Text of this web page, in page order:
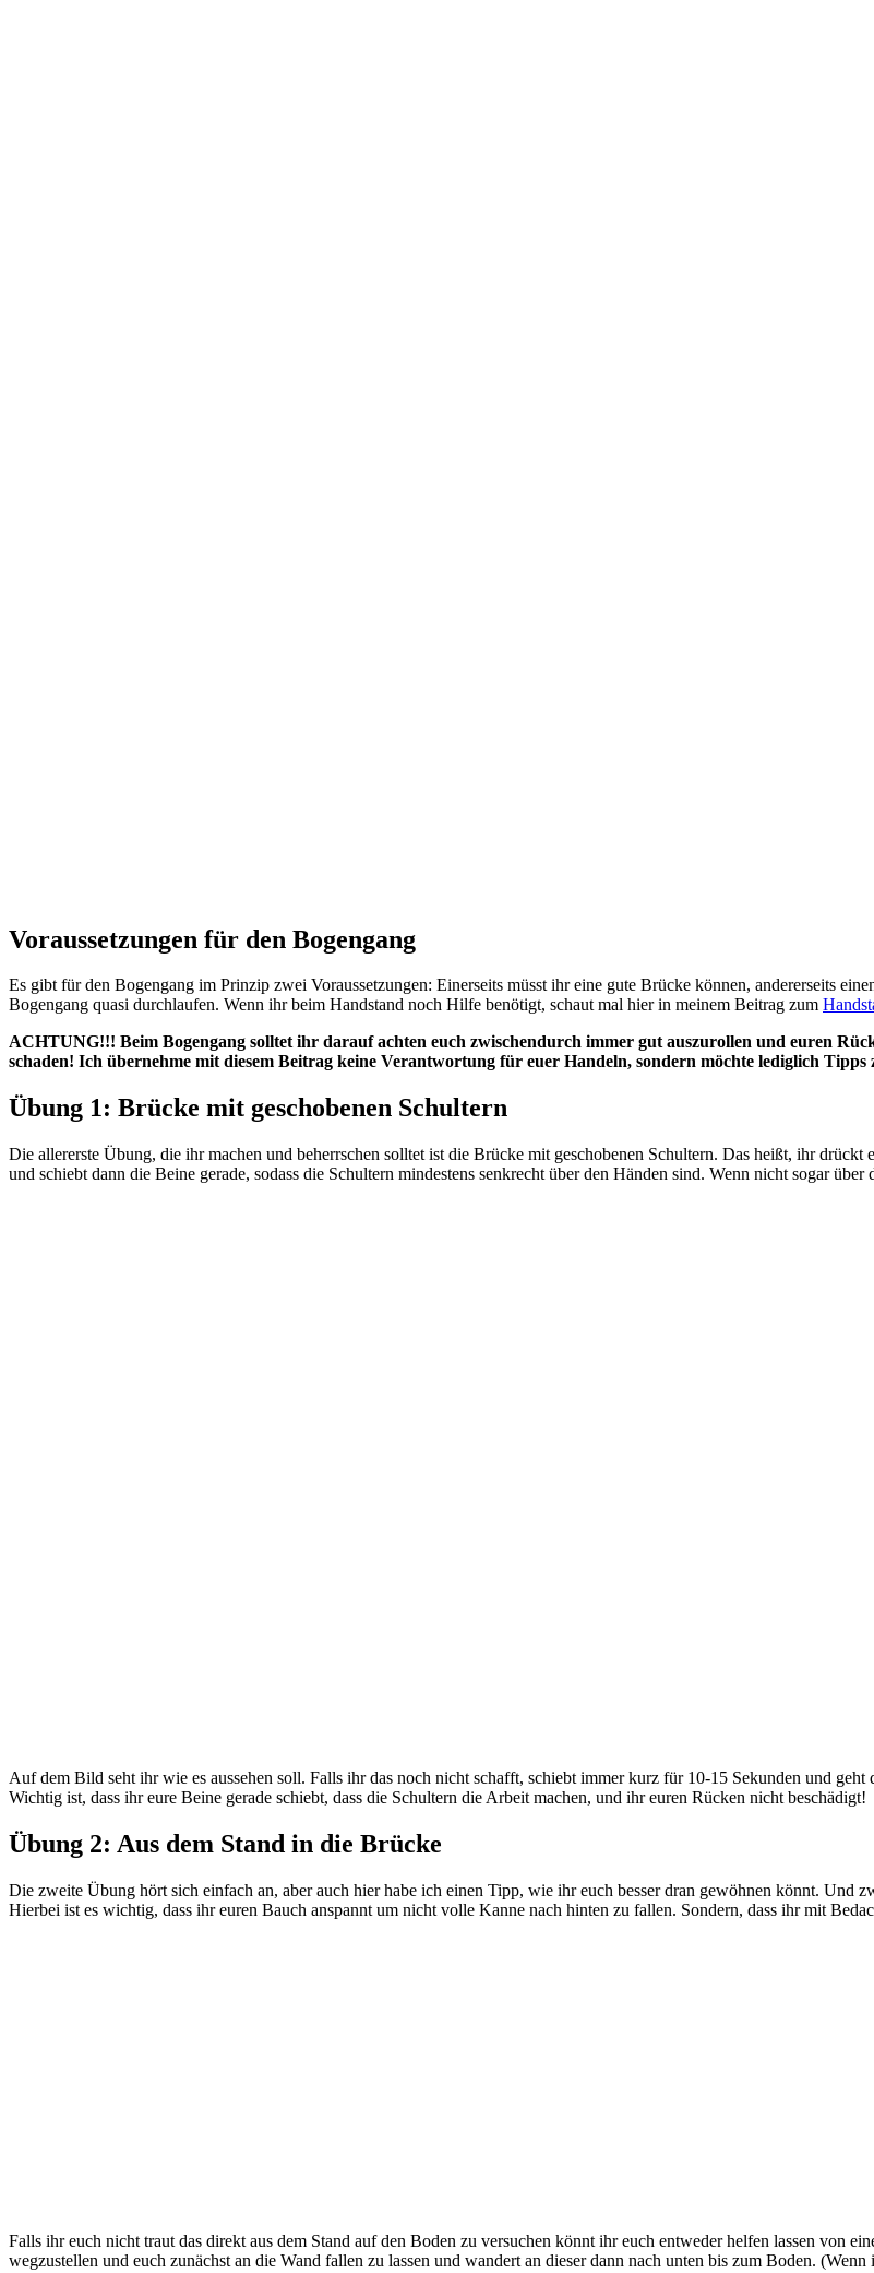
Voraussetzungen für den Bogengang
Es gibt für den Bogengang im Prinzip zwei Voraussetzungen: Einerseits müsst ihr eine gute Brücke können, andererseits
Bogengang quasi durchlaufen. Wenn ihr beim Handstand noch Hilfe benötigt, schaut mal hier in meinem Beitrag zum
ACHTUNG!!! Beim Bogengang solltet ihr darauf achten euch zwischendurch immer gut auszurollen und euren
schaden! Ich übernehme mit diesem Beitrag keine Verantwortung für euer Handeln, sondern möchte lediglich Tipps
Übung 1: Brücke mit geschobenen Schultern
Die allererste Übung, die ihr machen und beherrschen solltet ist die Brücke mit geschobenen Schultern. Das heißt, ihr
und schiebt dann die Beine gerade, sodass die Schultern mindestens senkrecht über den Händen sind. Wenn nicht sogar über
Auf dem Bild seht ihr wie es aussehen soll. Falls ihr das noch nicht schafft, schiebt immer kurz für 10-15 Sekunden und
Wichtig ist, dass ihr eure Beine gerade schiebt, dass die Schultern die Arbeit machen, und ihr euren Rücken nicht beschädigt!
Übung 2: Aus dem Stand in die Brücke
Die zweite Übung hört sich einfach an, aber auch hier habe ich einen Tipp, wie ihr euch besser dran gewöhnen könnt. Und
Hierbei ist es wichtig, dass ihr euren Bauch anspannt um nicht volle Kanne nach hinten zu fallen. Sondern, dass ihr mit
Falls ihr euch nicht traut das direkt aus dem Stand auf den Boden zu versuchen könnt ihr euch entweder helfen lassen von
wegzustellen und euch zunächst an die Wand fallen zu lassen und wandert an dieser dann nach unten bis zum Boden.